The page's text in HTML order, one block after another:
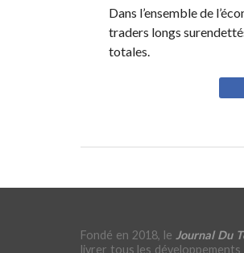
Dans l’ensemble de
traders longs
totales.
Fondé en 2018, le Journal Du
livrer tous les